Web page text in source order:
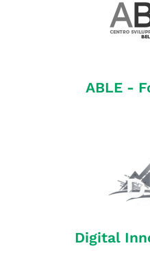
ABLE -
Digital